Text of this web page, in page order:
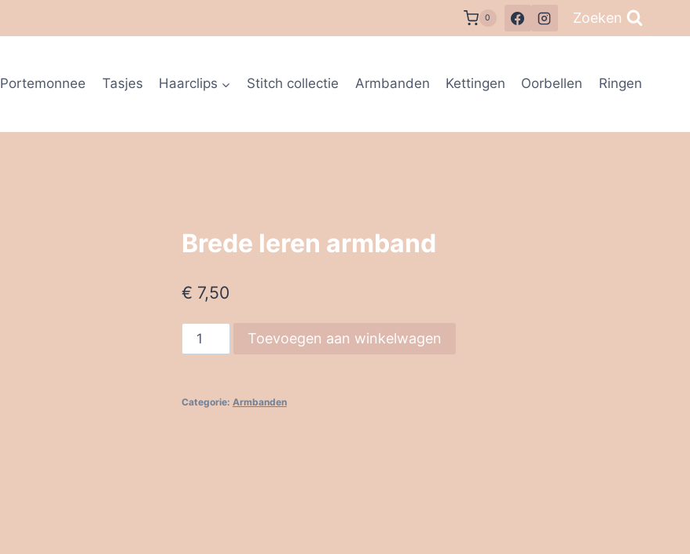
0 Zoeken
Portemonnee Tasjes Haarclips Stitch collectie Armbanden Kettingen Oorbellen Ringen
Brede leren armband
€ 7,50
Brede
leren
aantal
Toevoegen aan winkelwagen
Categorie: Armbanden